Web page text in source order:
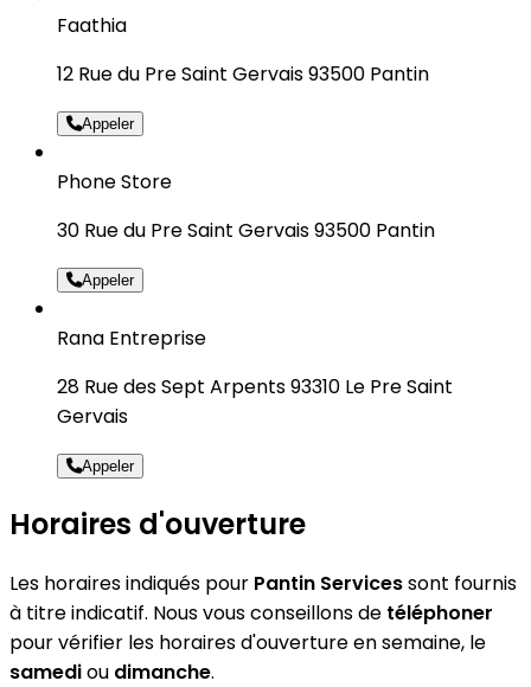
Faathia
12 Rue du Pre Saint Gervais 93500 Pantin
Appeler
Phone Store
30 Rue du Pre Saint Gervais 93500 Pantin
Appeler
Rana Entreprise
28 Rue des Sept Arpents 93310 Le Pre Saint
Gervais
Appeler
Horaires d'ouverture
Les horaires indiqués pour Pantin Servicessont fournis
à titre indicatif. Nous vous conseillons de téléphoner
pour vérifier les horaires d'ouverture en semaine, le
samediou dimanche.